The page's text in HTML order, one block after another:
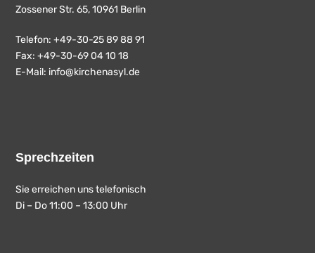
Zossener Str. 65, 10961 Berlin
Telefon: +49-30-25 89 88 91
Fax: +49-30-69 04 10 18
E-Mail: info@kirchenasyl.de
Sprechzeiten
Sie erreichen uns telefonisch
Di – Do 11:00 – 13:00 Uhr